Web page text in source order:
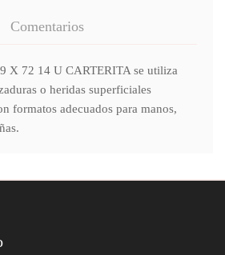
Comentarios
X 72 14 U CARTERITA se utiliza
o heridas superficiales
formatos adecuados para manos,